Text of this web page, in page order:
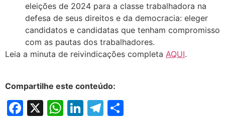
eleições de 2024 para a classe trabalhadora na
defesa de seus direitos e da democracia: eleger
candidatos e candidatas que tenham compromisso
com as pautas dos trabalhadores.
Leia a minuta de reivindicações completa AQUI.
Compartilhe este conteúdo:
Facebook
X WhatsApp
LinkedIn
Telegram